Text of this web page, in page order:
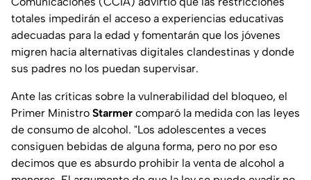
totales impedirán el acceso a experiencias educativas
adecuadas para la edad y fomentarán que los jóvenes
migren hacia alternativas digitales clandestinas y donde
sus padres no los puedan supervisar.
Ante las críticas sobre la vulnerabilidad del bloqueo, el
Primer Ministro Starmer comparó la medida con las leyes
de consumo de alcohol. "Los adolescentes a veces
consiguen bebidas de alguna forma, pero no por eso
decimos que es absurdo prohibir la venta de alcohol a